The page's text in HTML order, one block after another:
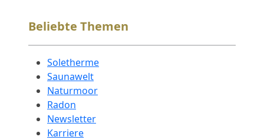
Beliebte Themen
Soletherme
Saunawelt
Naturmoor
Radon
Newsletter
Karriere